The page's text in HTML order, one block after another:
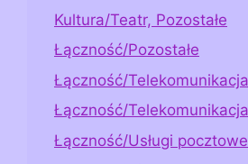
Kultura/Teatr, Pozostałe
Łączność/Pozostałe
Łączność/Telekomunikacja
Łączność/
Łączność/Usługi pocztowe